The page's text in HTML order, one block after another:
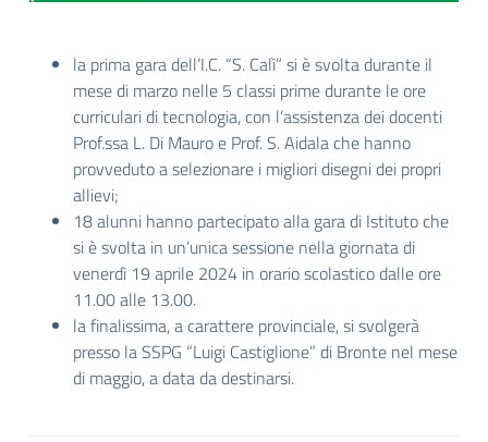
la prima gara dell’I.C. “S. Calì” si è svolta durante il
mese di marzo nelle 5 classi prime durante le ore
curriculari di tecnologia, con l’assistenza dei docenti
Prof.ssa L. Di Mauro e Prof. S. Aidala che hanno
provveduto a selezionare i migliori disegni dei propri
allievi;
18 alunni hanno partecipato alla gara di Istituto che
si è svolta in un’unica sessione nella giornata di
venerdì 19 aprile 2024 in orario scolastico dalle ore
11.00 alle 13.00.
la finalissima, a carattere provinciale, si svolgerà
presso la SSPG “Luigi Castiglione” di Bronte nel mese
di maggio, a data da destinarsi.